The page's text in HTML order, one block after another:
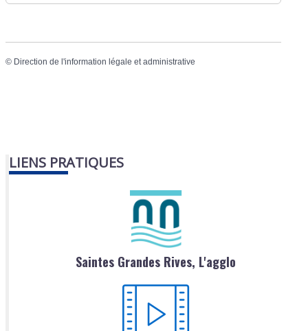
© Direction de l'information légale et administrative
LIENS PRATIQUES
Saintes Grandes Rives, L'agglo